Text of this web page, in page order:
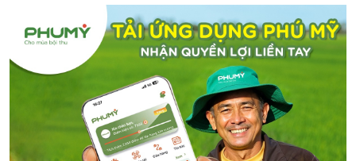
360 độ Sức khỏe
Chuyển đổi Xanh
Tài nguyên và Môi trường
Chuyên gia của bạn
Xã hội chuyển động
Bước chân đến trường
Kết nối công nghệ
Sống chung với biến đổi
khí hậu